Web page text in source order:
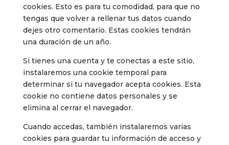
cookies. Esto es para tu comodidad, para que no
tengas que volver a rellenar tus datos cuando
dejes otro comentario. Estas cookies tendrán
una duración de un año.
Si tienes una cuenta y te conectas a este sitio,
instalaremos una cookie temporal para
determinar si tu navegador acepta cookies. Esta
cookie no contiene datos personales y se
elimina al cerrar el navegador.
Cuando accedas, también instalaremos varias
cookies para guardar tu información de acceso y